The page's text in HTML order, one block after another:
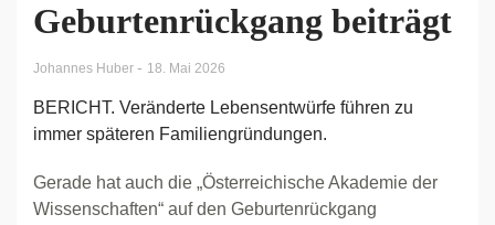
Geburtenrückgang beiträgt
Johannes Huber - 18. Mai 2026
BERICHT. Veränderte Lebensentwürfe führen zu
immer späteren Familiengründungen.
Gerade hat auch die „Österreichische Akademie der
Wissenschaften“ auf den Geburtenrückgang